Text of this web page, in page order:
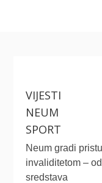
VIJESTI
NEUM
SPORT
Neum gradi
invaliditetom –
sredstava